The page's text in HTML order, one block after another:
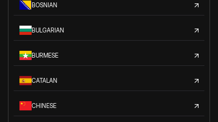
BOSNIAN
BULGARIAN
BURMESE
CATALAN
CHINESE